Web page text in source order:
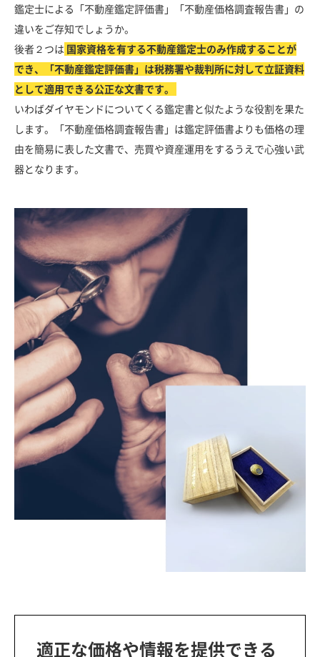
鑑定士による「不動産鑑定評価書」「不動産価格調査報告書」の
違いをご存知でしょうか。
後者２つは 国家資格を有する不動産鑑定士のみ作成することが
でき、「不動産鑑定評価書」は税務署や裁判所に対して立証資料
として適用できる公正な文書です。
いわばダイヤモンドについてくる鑑定書と似たような役割を果た
します。「不動産価格調査報告書」は鑑定評価書よりも価格の理
由を簡易に表した文書で、売買や資産運用をするうえで心強い武
器となります。
適正な価格や情報を提供できる